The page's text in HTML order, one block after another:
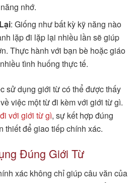
nhớ.
: Giống như bất kỳ kỹ năng nào
lặp đi lặp lại nhiều lần sẽ giúp
Thực hành với bạn bè hoặc giáo
tình huống thực tế.
sử dụng giới từ có thể được thấy
việc một từ đi kèm với giới từ gì.
với giới từ gì, sự kết hợp đúng
thiết để giao tiếp chính xác.
Đúng Giới Từ
xác không chỉ giúp câu văn của